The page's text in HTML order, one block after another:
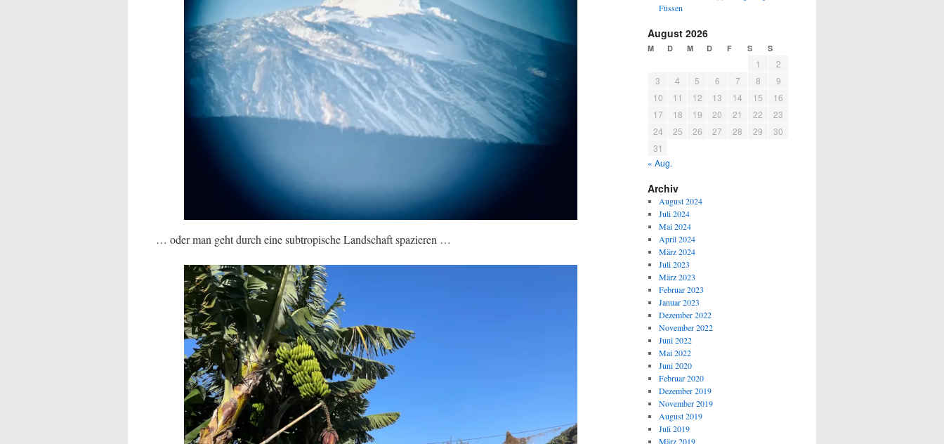
… oder man geht durch eine subtropische Landschaft spazieren …
Füssen
August 2026
M D M D F S S
1
2
3
4 5 6 7 8
9
10
11 12 13 14 15
16
17
18 19 20 21 22
23
24
25 26 27 28 29
30
31
« Aug.
Archiv
August 2024
Juli 2024
Mai 2024
April 2024
März 2024
Juli 2023
März 2023
Februar 2023
Januar 2023
Dezember 2022
November 2022
Juni 2022
Mai 2022
Juni 2020
Februar 2020
Dezember 2019
November 2019
August 2019
Juli 2019
März 2019